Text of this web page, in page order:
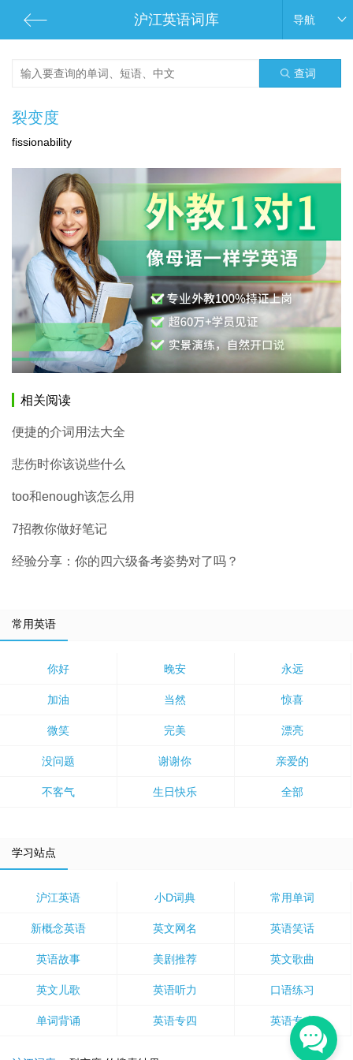
沪江英语词库 导航
查词
裂变度
fissionability
相关阅读
便捷的介词用法大全
悲伤时你该说些什么
too和enough该怎么用
7招教你做好笔记
经验分享：你的四六级备考姿势对了吗？
常用英语
你好 晚安 永远
加油 当然 惊喜
微笑 完美 漂亮
没问题 谢谢你 亲爱的
不客气 生日快乐 全部
学习站点
沪江英语 小D词典 常用单词
新概念英语 英文网名 英语笑话
英语故事 美剧推荐 英文歌曲
英文儿歌 英语听力 口语练习
单词背诵 英语专四 英语专八